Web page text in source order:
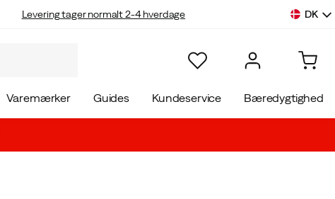
Levering tager normalt 2-4 hverdage DK
Varemærker Guides Kundeservice Bæredygtighed